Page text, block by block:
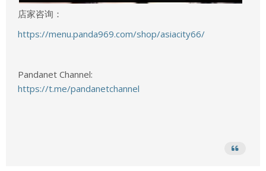
店家咨询：
https://menu.panda969.com/shop/asiacity66/
Pandanet Channel:
https://t.me/pandanetchannel